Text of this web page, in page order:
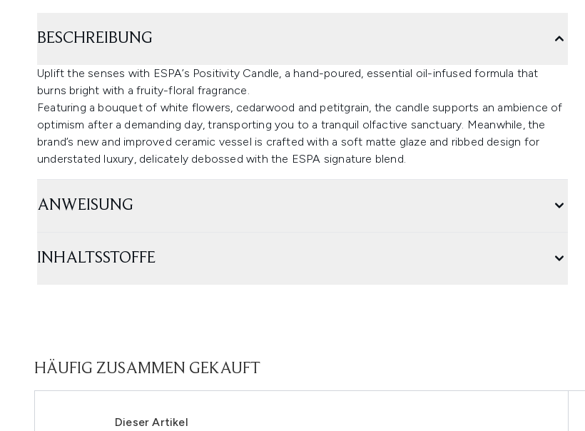
BESCHREIBUNG
Uplift the senses with ESPA’s Positivity Candle, a hand-poured, essential oil-infused formula that
burns bright with a fruity-floral fragrance.
Featuring a bouquet of white flowers, cedarwood and petitgrain, the candle supports an ambience of
optimism after a demanding day, transporting you to a tranquil olfactive sanctuary. Meanwhile, the
brand’s new and improved ceramic vessel is crafted with a soft matte glaze and ribbed design for
understated luxury, delicately debossed with the ESPA signature blend.
ANWEISUNG
INHALTSSTOFFE
HÄUFIG ZUSAMMEN GEKAUFT
Dieser Artikel